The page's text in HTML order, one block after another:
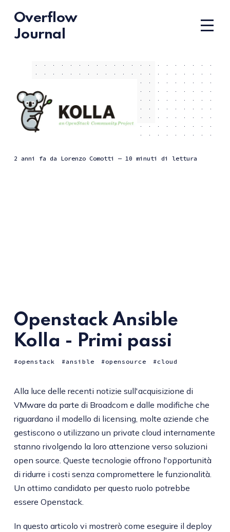
Overflow
Journal
2 anni fa da Lorenzo Comotti — 10 minuti di lettura
Openstack Ansible
Kolla - Primi passi
openstack ansible opensource cloud
Alla luce delle recenti notizie sull'acquisizione di
VMware da parte di Broadcom e dalle modifiche che
riguardano il modello di licensing, molte aziende che
gestiscono o utilizzano un private cloud internamente
stanno rivolgendo la loro attenzione verso soluzioni
open source. Queste tecnologie offrono l'opportunità
di ridurre i costi senza compromettere le funzionalità.
Un ottimo candidato per questo ruolo potrebbe
essere Openstack.
In questo articolo vi mostrerò come eseguire il deploy